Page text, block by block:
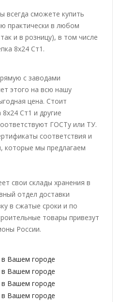
всегда сможете купить
практически в любом
и в розницу), в том числе
8x24 Ст1.
с заводами
этого на всю нашу
цена. Стоит
Ст1 и другие
ГОСТу или ТУ.
соответствия и
которые мы предлагаем
свои склады хранения в
отдел доставки
в сжатые сроки и по
товары привезут
России.